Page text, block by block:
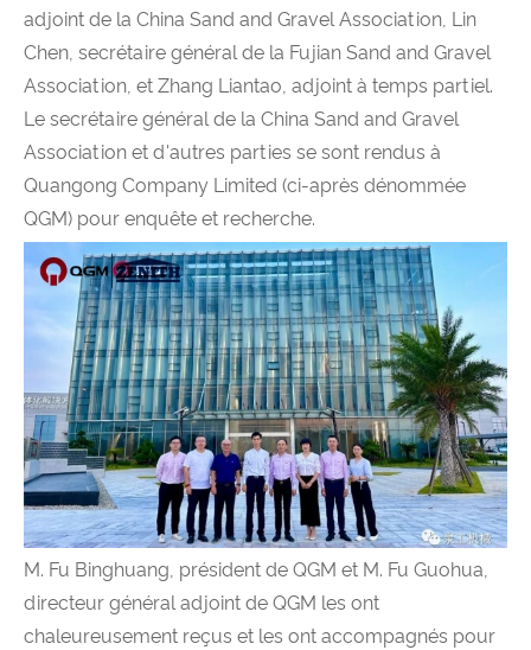
adjoint de la China Sand and Gravel Association, Lin
Chen, secrétaire général de la Fujian Sand and Gravel
Association, et Zhang Liantao, adjoint à temps partiel.
Le secrétaire général de la China Sand and Gravel
Association et d'autres parties se sont rendus à
Quangong Company Limited (ci-après dénommée
QGM) pour enquête et recherche.
M. Fu Binghuang, président de QGM et M. Fu Guohua,
directeur général adjoint de QGM les ont
chaleureusement reçus et les ont accompagnés pour